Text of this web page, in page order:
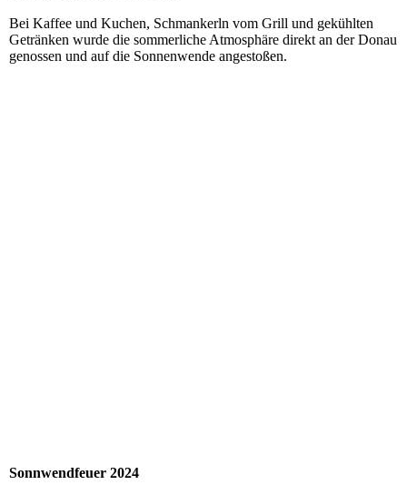
Bei Kaffee und Kuchen, Schmankerln vom Grill und gekühlten
Getränken wurde die sommerliche Atmosphäre direkt an der Donau
genossen und auf die Sonnenwende angestoßen.
Sonnwendfeuer 2024